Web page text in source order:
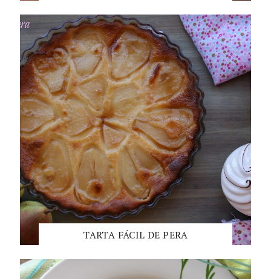
TARTA FÁCIL DE PERA